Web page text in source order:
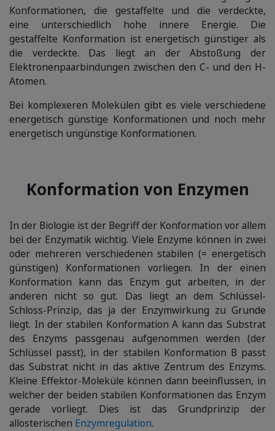
Konformationen, die gestaffelte und die verdeckte,
eine unterschiedlich hohe innere Energie. Die
gestaffelte Konformation ist energetisch günstiger als
die verdeckte. Das liegt an der Abstoßung der
Elektronenpaarbindungen zwischen den C- und den H-
Atomen.
Bei komplexeren Molekülen gibt es viele verschiedene
energetisch günstige Konformationen und noch mehr
energetisch ungünstige Konformationen.
Konformation von Enzymen
In der Biologie ist der Begriff der Konformation vor allem
bei der Enzymatik wichtig. Viele Enzyme können in zwei
oder mehreren verschiedenen stabilen (= energetisch
günstigen) Konformationen vorliegen. In der einen
Konformation kann das Enzym gut arbeiten, in der
anderen nicht so gut. Das liegt an dem Schlüssel-
Schloss-Prinzip, das ja der Enzymwirkung zu Grunde
liegt. In der stabilen Konformation A kann das Substrat
des Enzyms passgenau aufgenommen werden (der
Schlüssel passt), in der stabilen Konformation B passt
das Substrat nicht in das aktive Zentrum des Enzyms.
Kleine Effektor-Moleküle können dann beeinflussen, in
welcher der beiden stabilen Konformationen das Enzym
gerade vorliegt. Dies ist das Grundprinzip der
allosterischen Enzymregulation.